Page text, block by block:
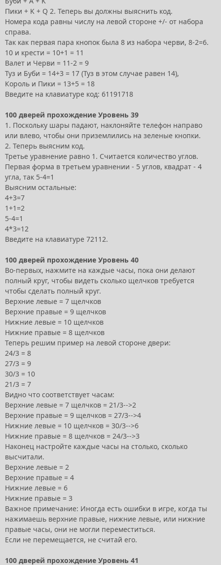
Пики + K + Q 2. Теперь вы должны выяснить код.
Номера кода равны числу на левой стороне +/- от набора
справа.
Так как первая пара кнопок была 8 из набора черви, 8-2=6.
10 и крести = 10+1 = 11
Валет и Черви = 11-2 = 9
Туз и Буби = 14+3 = 17 (Туз в этом случае равен 14),
Король и Пики = 13+5 = 18
Введите на клавиатуре код: 61191718
100 дверей прохождение Уровень 39
1. Поскольку шары падают, наклоняйте телефон направо
или влево, чтобы они приземлились на зеленые кнопки.
2. Теперь выясним код.
Третье уравнение равно 1. Считается количество углов.
Первая форма в третьем уравнении - 5 углов, квадрат - 4
угла, так 5-4=1
Выясним остальные:
4+3=7
1+1=2
5-4=1
4*3=12
Введите на клавиатуре 72112.
100 дверей прохождение Уровень 40
Во-первых, нажмите на каждые часы, пока они делают
полный круг, чтобы видеть сколько щелчков требуется
чтобы сделать полный круг.
Верхние левые = 7 щелчков
Верхние правые = 9 щелчков
Нижние левые = 10 щелчков
Нижние правые = 8 щелчков
Теперь решим пример на левой стороне двери:
24/3 = 8
27/3 = 9
30/3 = 10
21/3 = 7
Видно что соответствует часам:
Верхние левые = 7 щелчков = 21/3-->2
Верхние правые = 9 щелчков = 27/3-->4
Нижние левые = 10 щелчков = 30/3-->6
Нижние правые = 8 щелчков = 24/3-->3
Наконец настройте каждые часы на столько, сколько
высчитали.
Верхние левые = 2
Верхние правые = 4
Нижние левые = 6
Нижние правые = 3
Важное примечание: Иногда есть ошибки в игре, когда ты
нажимаешь верхние правые, нижние левые, или нижние
правые часы, они не могли переместиться.
Если не перемещается, не считай его.
100 дверей прохождение Уровень 41